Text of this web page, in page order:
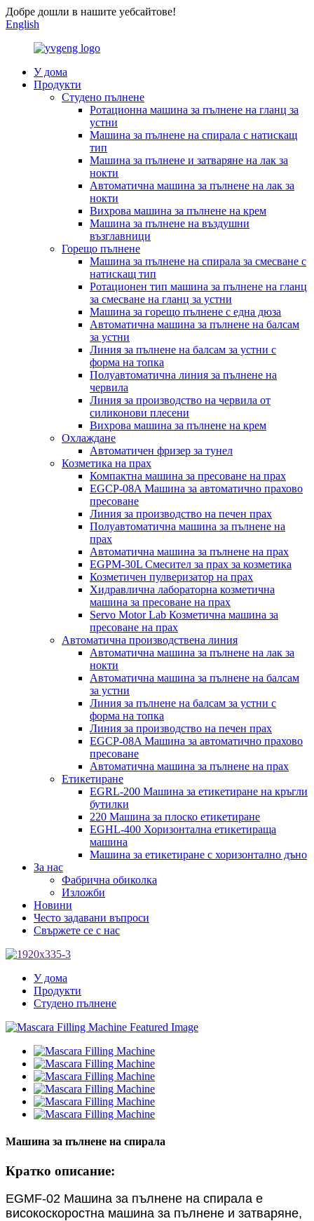
Добре дошли в нашите уебсайтове!
English
У дома
Продукти
Студено пълнене
Ротационна машина за пълнене на гланц за
устни
Машина за пълнене на спирала с натискащ
тип
Машина за пълнене и затваряне на лак за
нокти
Автоматична машина за пълнене на лак за
нокти
Вихрова машина за пълнене на крем
Машина за пълнене на въздушни
възглавници
Горещо пълнене
Машина за пълнене на спирала за смесване с
натискащ тип
Ротационен тип машина за пълнене на гланц
за смесване на гланц за устни
Машина за горещо пълнене с една дюза
Автоматична машина за пълнене на балсам
за устни
Линия за пълнене на балсам за устни с
форма на топка
Полуавтоматична линия за пълнене на
червила
Линия за производство на червила от
силиконови плесени
Вихрова машина за пълнене на крем
Охлаждане
Автоматичен фризер за тунел
Козметика на прах
Компактна машина за пресоване на прах
EGCP-08A Машина за автоматично прахово
пресоване
Линия за производство на печен прах
Полуавтоматична машина за пълнене на
прах
Автоматична машина за пълнене на прах
EGPM-30L Смесител за прах за козметика
Козметичен пулверизатор на прах
Хидравлична лабораторна козметична
машина за пресоване на прах
Servo Motor Lab Козметична машина за
пресоване на прах
Автоматична производствена линия
Автоматична машина за пълнене на лак за
нокти
Автоматична машина за пълнене на балсам
за устни
Линия за пълнене на балсам за устни с
форма на топка
Линия за производство на печен прах
EGCP-08A Машина за автоматично прахово
пресоване
Автоматична машина за пълнене на прах
Етикетиране
EGRL-200 Машина за етикетиране на кръгли
бутилки
220 Машина за плоско етикетиране
EGHL-400 Хоризонтална етикетираща
машина
Машина за етикетиране с хоризонтално дъно
За нас
Фабрична обиколка
Изложби
Новини
Често задавани въпроси
Свържете се с нас
У дома
Продукти
Студено пълнене
Машина за пълнене на спирала
Кратко описание:
EGMF-02 Машина за пълнене на спирала е
високоскоростна машина за пълнене и затваряне,